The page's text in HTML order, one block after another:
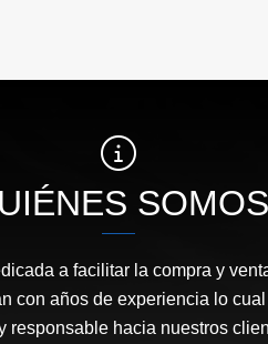
SOMOS
a facilitar la compra y
con años de experiencia lo
responsable hacia nuestros